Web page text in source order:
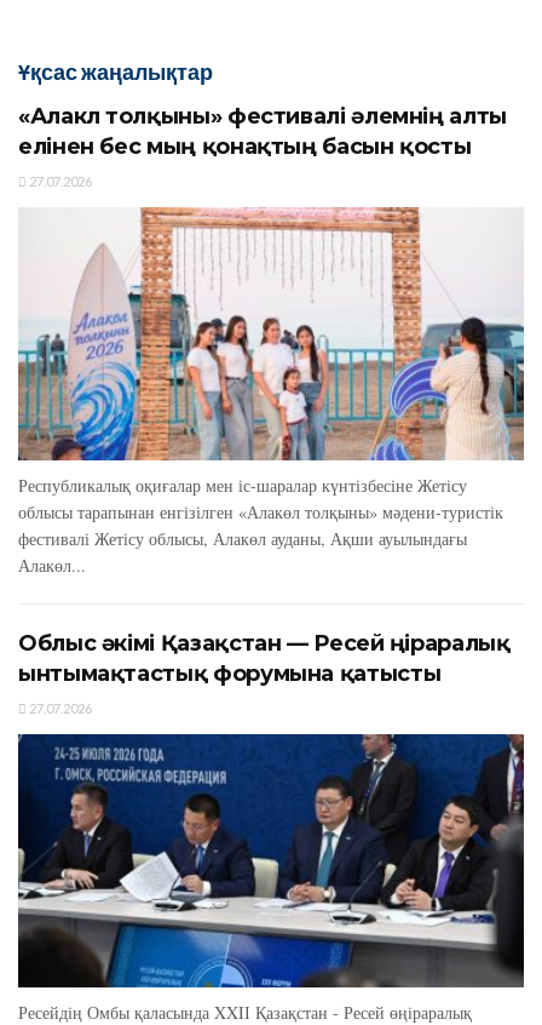
Ұқсас жаңалықтар
«Алакөл толқыны» фестивалі әлемнің алты
елінен бес мың қонақтың басын қосты
27.07.2026
Республикалық оқиғалар мен іс-шаралар күнтізбесіне Жетісу
облысы тарапынан енгізілген «Алакөл толқыны» мәдени-туристік
фестивалі Жетісу облысы, Алакөл ауданы, Ақши ауылындағы
Алакөл...
Облыс әкімі Қазақстан — Ресей өңіраралық
ынтымақтастық форумына қатысты
27.07.2026
Ресейдің Омбы қаласында XXIІ Қазақстан - Ресей өңіраралық